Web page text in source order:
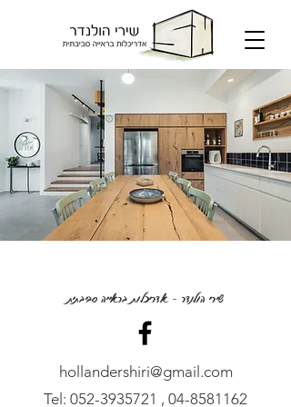
שירי הולנדר - אדריכלות בראייה סביבתית
hollandershiri@gmail.com
Tel: 052-3935721 , 04-8581162